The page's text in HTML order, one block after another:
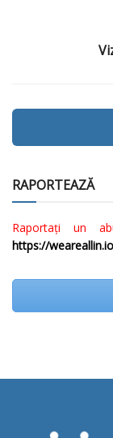
RAPORTEAZĂ
Raportați un
https://